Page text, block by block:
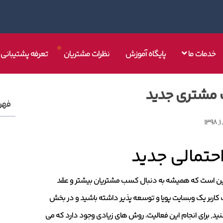
خدمات ما پایگاه آموزش نظرات مشتریان تعرفه پشتیبانی
مشتری جدید
جدید
است که همیشه به دنبال کسب مشتریان بیشتر و عقد
یک وبسایت پویا و توسعه پذیر داشته باشید و در بخش
انجام این فعالیت، روش های زیادی وجود دارد که می